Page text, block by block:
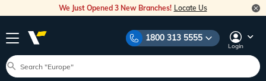
We Just Opened 3 New Branches! Locate Us
1800 313 5555
Login